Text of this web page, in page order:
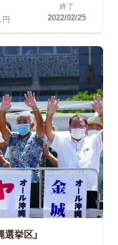
円
終了
2022/02/25
挙区」